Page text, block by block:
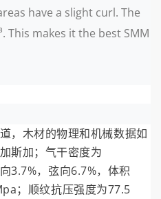
have a slight curl. The
This makes it the best SMM
，木材的物理和机械数据如
斯加；气干密度为
3.7%，弦向6.7%，体积
；顺纹抗压强度为77.5